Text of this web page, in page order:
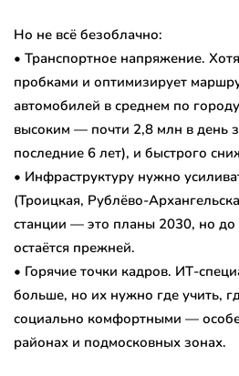
Но не всё безоблачно:
• Транспортное напряжение.
пробками и оптимизирует
автомобилей в среднем по
высоким — почти 2,8 млн в день
последние 6 лет), и быстрого
• Инфраструктуру нужно
(Троицкая, Рублёво-
станции — это планы 2030, но до
остаётся прежней.
• Горячие точки кадров. ИТ-
больше, но их нужно где учить,
социально комфортными —
районах и подмосковных зонах.